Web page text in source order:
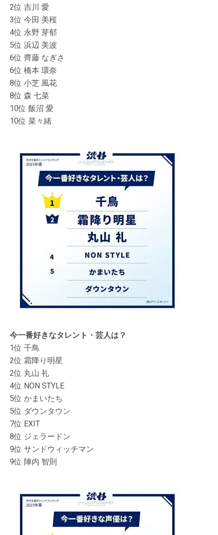
2位 吉川 愛
3位 今田 美桜
4位 永野 芽郁
5位 浜辺 美波
6位 齊藤 なぎさ
6位 橋本 環奈
8位 小芝 風花
8位 森 七菜
10位 飯沼 愛
10位 菜々緒
今一番好きなタレント・芸人は？
1位 千鳥
2位 霜降り明星
2位 丸山 礼
4位 NON STYLE
5位 かまいたち
5位 ダウンタウン
7位 EXIT
8位 ジェラードン
9位 サンドウィッチマン
9位 陣内 智則